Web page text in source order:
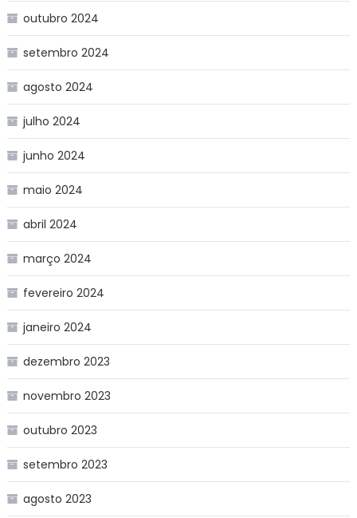
outubro 2024
setembro 2024
agosto 2024
julho 2024
junho 2024
maio 2024
abril 2024
março 2024
fevereiro 2024
janeiro 2024
dezembro 2023
novembro 2023
outubro 2023
setembro 2023
agosto 2023